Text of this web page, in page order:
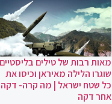
מאות רבות של טילים בליסטיים
שוגרו הלילה מאיראן וכיסו את
כל שטח ישראל | מה קרה- דקה
אחר דקה